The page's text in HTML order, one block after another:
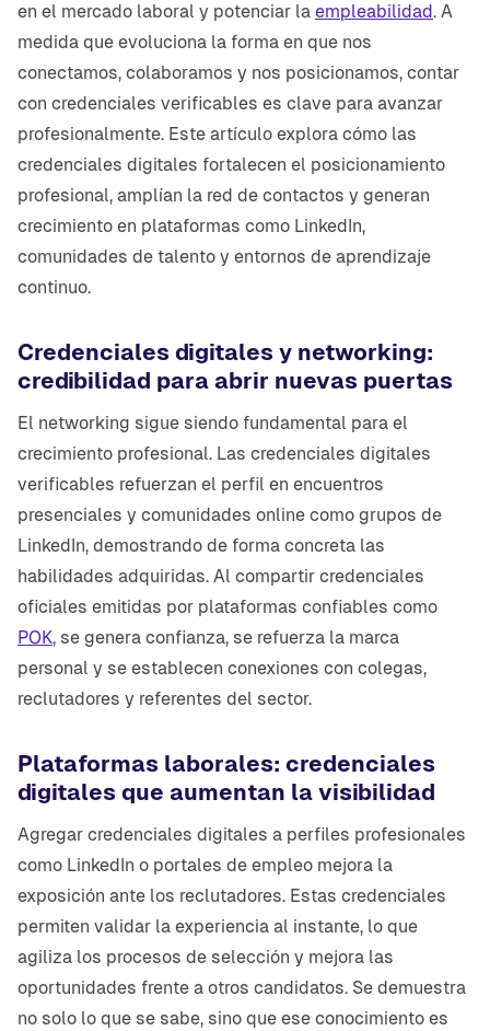
en el mercado laboral y potenciar la empleabilidad. A
medida que evoluciona la forma en que nos
conectamos, colaboramos y nos posicionamos, contar
con credenciales verificables es clave para avanzar
profesionalmente. Este artículo explora cómo las
credenciales digitales fortalecen el posicionamiento
profesional, amplían la red de contactos y generan
crecimiento en plataformas como LinkedIn,
comunidades de talento y entornos de aprendizaje
continuo.
Credenciales digitales y networking:
credibilidad para abrir nuevas puertas
El networking sigue siendo fundamental para el
crecimiento profesional. Las credenciales digitales
verificables refuerzan el perfil en encuentros
presenciales y comunidades online como grupos de
LinkedIn, demostrando de forma concreta las
habilidades adquiridas. Al compartir credenciales
oficiales emitidas por plataformas confiables como
POK, se genera confianza, se refuerza la marca
personal y se establecen conexiones con colegas,
reclutadores y referentes del sector.
Plataformas laborales: credenciales
digitales que aumentan la visibilidad
Agregar credenciales digitales a perfiles profesionales
como LinkedIn o portales de empleo mejora la
exposición ante los reclutadores. Estas credenciales
permiten validar la experiencia al instante, lo que
agiliza los procesos de selección y mejora las
oportunidades frente a otros candidatos. Se demuestra
no solo lo que se sabe, sino que ese conocimiento es